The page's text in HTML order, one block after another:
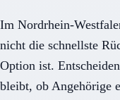
Im Nordrhein-
nicht die schnellste
Option ist.
bleibt, ob Angehörige